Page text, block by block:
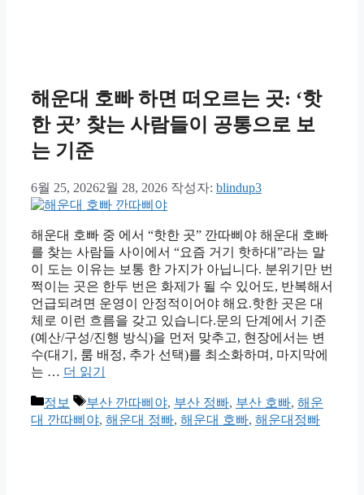
해운대 호빠 하면 떠오르는 곳: ‘핫
한 곳’ 찾는 사람들이 공통으로 보
는 기준
6월 25, 20262월 28, 2026 작성자: blindup3
해운대 호빠 중 에서 “핫한 곳” 깐따삐야 해운대 호빠
를 찾는 사람들 사이에서 “요즘 거기 핫하대”라는 말
이 도는 이유는 보통 한 가지가 아닙니다. 분위기만 번
쩍이는 곳은 한두 번은 화제가 될 수 있어도, 반복해서
언급되려면 운영이 안정적이어야 해요.핫한 곳은 대
체로 이런 흐름을 갖고 있습니다.문의 단계에서 기준
(예산/구성/진행 방식)을 먼저 맞추고, 현장에서는 변
수(대기, 룸 배정, 추가 선택)를 최소화하며, 마지막에
는 … 더 읽기
카
테
정보
태
그
부산 깐따삐야, 부산 정빠, 부산 호빠, 해운
대 깐따삐야, 해운대 정빠, 해운대 호빠, 해운대정빠